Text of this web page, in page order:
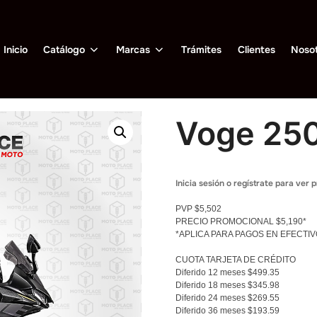
Inicio Catálogo Marcas Trámites Clientes
Voge
Inicia sesión o regístrate para ver
PVP $5,502
PRECIO PROMOCIONAL $5,190*
*APLICA PARA PAGOS EN
CUOTA TARJETA DE CRÉDITO
Diferido 12 meses $499.35
Diferido 18 meses $345.98
Diferido 24 meses $269.55
Diferido 36 meses $193.59